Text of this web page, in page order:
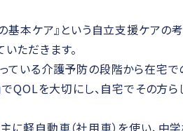
の基本ケア』という自立支援ケア
ただきます。
ている介護予防の段階から在宅
でQOLを大切にし、自宅でその方
に軽自動車（社用車）を使い、中